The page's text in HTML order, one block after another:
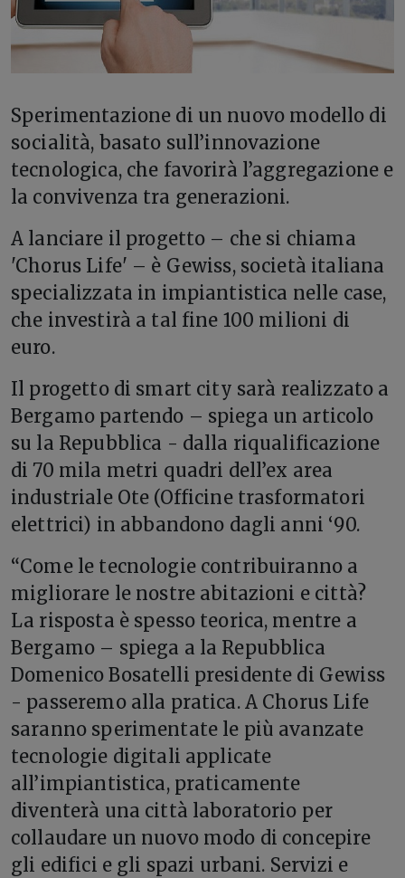
Sperimentazione di un nuovo modello di
socialità, basato sull’innovazione
tecnologica, che favorirà l’aggregazione e
la convivenza tra generazioni.
A lanciare il progetto – che si chiama
'Chorus Life' – è Gewiss, società italiana
specializzata in impiantistica nelle case,
che investirà a tal fine 100 milioni di
euro.
Il progetto di smart city sarà realizzato a
Bergamo partendo – spiega un articolo
su la Repubblica - dalla riqualificazione
di 70 mila metri quadri dell’ex area
industriale Ote (Officine trasformatori
elettrici) in abbandono dagli anni ‘90.
“Come le tecnologie contribuiranno a
migliorare le nostre abitazioni e città?
La risposta è spesso teorica, mentre a
Bergamo – spiega a la Repubblica
Domenico Bosatelli presidente di Gewiss
- passeremo alla pratica. A Chorus Life
saranno sperimentate le più avanzate
tecnologie digitali applicate
all’impiantistica, praticamente
diventerà una città laboratorio per
collaudare un nuovo modo di concepire
gli edifici e gli spazi urbani. Servizi e